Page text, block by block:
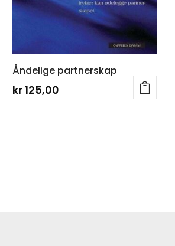
Åndelige partnerskap
kr125,00